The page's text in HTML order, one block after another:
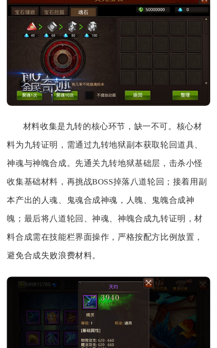
材料收集是九转的核心环节，缺一不可。核心材
料为九转证明，需通过九转地狱副本获取轮回道具、
神魂与神魄合成。先通关九转地狱基础层，击杀小怪
收集基础材料，再挑战BOSS掉落八道轮回；接着用副
本产出的人魂、鬼魂合成神魂，人魄、鬼魄合成神
魄；最后将八道轮回、神魂、神魄合成九转证明，材
料合成需在技能栏界面操作，严格按配方比例放置，
避免合成失败浪费材料。